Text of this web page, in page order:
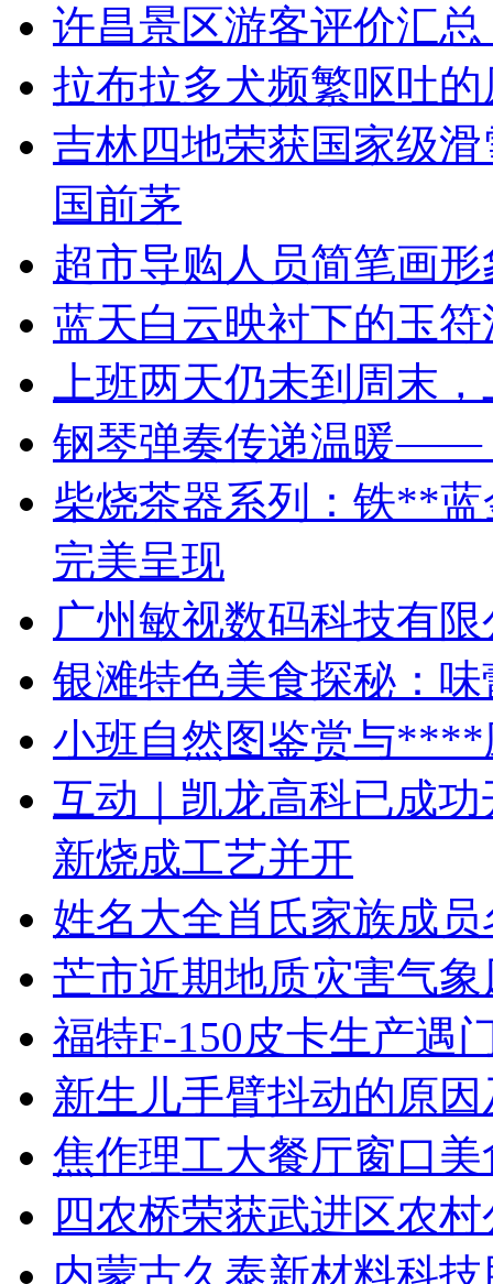
许昌景区游客评价汇
拉布拉多犬频繁呕吐
吉林四地荣获国家级
国前茅
超市导购人员简笔画
蓝天白云映衬下的玉
上班两天仍未到周末
钢琴弹奏传递温暖——
柴烧茶器系列：铁**
完美呈现
广州敏视数码科技有
银滩特色美食探秘：
小班自然图鉴赏与****
互动｜凯龙高科已成
新烧成工艺并开
姓名大全肖氏家族成员
芒市近期地质灾害气
福特F-150皮卡生产遇
新生儿手臂抖动的原
焦作理工大餐厅窗口
四农桥荣获武进区农
内蒙古久泰新材料科